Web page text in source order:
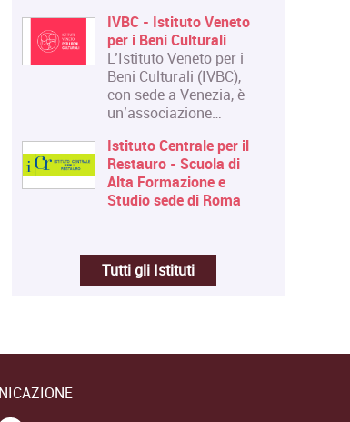
IVBC - Istituto Veneto
per i Beni Culturali
L’Istituto Veneto per i
Beni Culturali (IVBC),
con sede a Venezia, è
un’associazione…
Istituto Centrale per il
Restauro - Scuola di
Alta Formazione e
Studio sede di Roma
Tutti gli Istituti